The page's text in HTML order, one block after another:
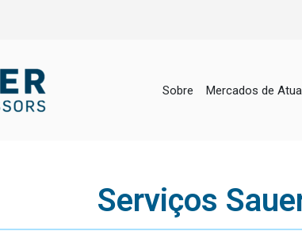
Sobre Mercados de
Serviços